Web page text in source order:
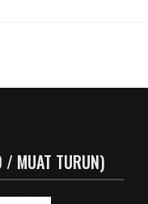
/ MUAT TURUN)